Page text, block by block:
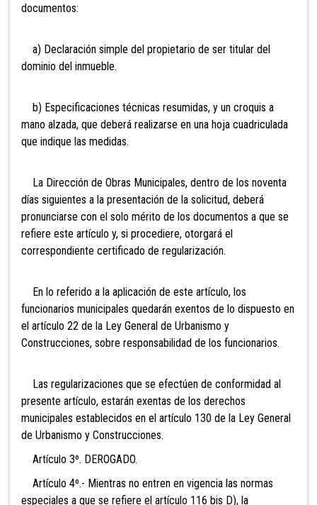
documentos:
a) Declaración simple del propietario de ser titular del
dominio del inmueble.
b) Especificaciones técnicas resumidas, y un croquis a
mano alzada, que deberá realizarse en una hoja cuadriculada
que indique las medidas.
La Dirección de Obras Municipales, dentro de los noventa
días siguientes a la presentación de la solicitud, deberá
pronunciarse con el solo mérito de los documentos a que se
refiere este artículo y, si procediere, otorgará el
correspondiente certificado de regularización.
En lo referido a la aplicación de este artículo, los
funcionarios municipales quedarán exentos de lo dispuesto en
el artículo 22 de la Ley General de Urbanismo y
Construcciones, sobre responsabilidad de los funcionarios.
Las regularizaciones que se efectúen de conformidad al
presente artículo, estarán exentas de los derechos
municipales establecidos en el artículo 130 de la Ley General
de Urbanismo y Construcciones.
Artículo 3º. DEROGADO.
Artículo 4º.- Mientras no entren en vigencia las normas
especiales a que se refiere el artículo 116 bis D), la